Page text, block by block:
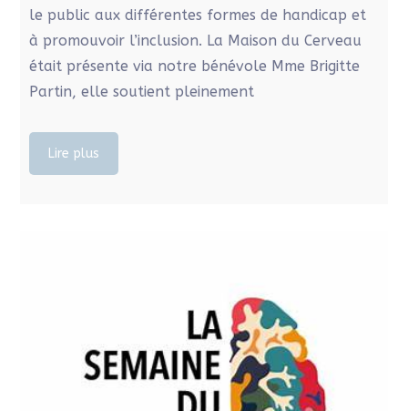
le public aux différentes formes de handicap et
à promouvoir l’inclusion. La Maison du Cerveau
était présente via notre bénévole Mme Brigitte
Partin, elle soutient pleinement
Lire plus